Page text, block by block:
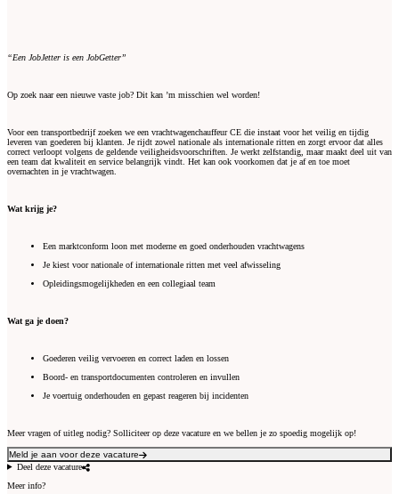
“Een JobJetter is een JobGetter”
Op zoek naar een nieuwe vaste job? Dit kan ’m misschien wel worden!
Voor een transportbedrijf zoeken we een vrachtwagenchauffeur CE die instaat voor het veilig en tijdig
leveren van goederen bij klanten. Je rijdt zowel nationale als internationale ritten en zorgt ervoor dat alles
correct verloopt volgens de geldende veiligheidsvoorschriften. Je werkt zelfstandig, maar maakt deel uit van
een team dat kwaliteit en service belangrijk vindt. Het kan ook voorkomen dat je af en toe moet
overnachten in je vrachtwagen.
Wat krijg je?
Een marktconform loon met moderne en goed onderhouden vrachtwagens
Je kiest voor nationale of internationale ritten met veel afwisseling
Opleidingsmogelijkheden en een collegiaal team
Wat ga je doen?
Goederen veilig vervoeren en correct laden en lossen
Boord- en transportdocumenten controleren en invullen
Je voertuig onderhouden en gepast reageren bij incidenten
Meer vragen of uitleg nodig? Solliciteer op deze vacature en we bellen je zo spoedig mogelijk op!
Meld je aan voor deze vacature
Deel deze vacature
Meer info?